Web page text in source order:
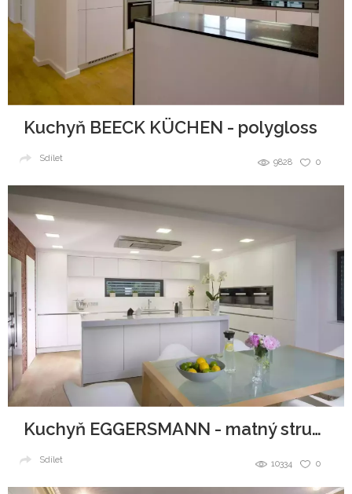
Kuchyň BEECK KÜCHEN - polygloss
0
9828
Sdílet
Kuchyň EGGERSMANN - matný strukturovaný lak
0
10334
Sdílet